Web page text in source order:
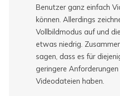
Benutzer ganz einfach
können. Allerdings
Vollbildmodus auf und
etwas niedrig.
sagen, dass es für
geringere
Videodateien haben.